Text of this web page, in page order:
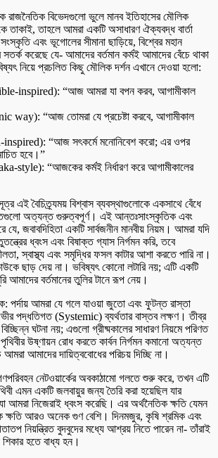
রাজনৈতিক বিভেদগুলো ভুলে মানব ইতিহাসের মৌলিক
তাকাই, তাহলে আমরা একটি অসাধারণ ঐক্যবদ্ধ বার্তা
এবং ভূগোলের সীমানা ছাড়িয়ে, বিশ্বের মহান
করেছে যে- আমাদের বর্তমান কর্মই আমাদের বেঁচে থাকা
নিয়ে প্রচলিত কিছু মৌলিক দর্শন এখানে দেওয়া হলো:
inspired): “আজ আমরা যা বপন করব, আগামীকাল
way): “আজ তোমরা যে প্রচেষ্টা করবে, আগামীকাল
inspired): “আজ সৎকর্মে মনোনিবেশ করো; এর ওপর
হবে।”
style): “আজকের কর্মই নির্ধারণ করে আগামীকালের
এই বৈচিত্র্যময় বিশ্বাস ব্যবস্থাগুলোকে একসাথে বেঁধে
অত্যন্ত গুরুত্বপূর্ণ। এই আন্তঃসাংস্কৃতিক এবং
জবাবদিহিতা একটি সার্বজনীন মানবীয় নিয়ম। আমরা যদি
ধ্বংস এবং বিষাক্ত গ্যাস নির্গমন করি, তবে
স্বাস্থ্য এবং সমৃদ্ধির ফসল কাটার আশা করতে পারি না।
ছাড় দেয় না। ভবিষ্যৎ কোনো লটারি নয়; এটি একটি
আমাদের বর্তমানের তুলির টানে রূপ নেয়।
পর্দায় আমরা যে গলে যাওয়া জুতো এবং ফুটন্ত রাস্তা
পদ্ধতিগত (Systemic) ব্যর্থতার বাস্তব লক্ষণ। তীব্র
ঘটনা নয়; এগুলো গ্রীষ্মকালের সাধারণ নিয়মে পরিণত
উষ্ণায়ন রোধ করতে কার্বন নির্গমন কমানো অত্যন্ত
আমাদের দায়িত্ববোধের পরিচয় দিচ্ছি না।
নেটওয়ার্কের অবকাঠামো গলতে শুরু করে, তখন এটি
এমন একটি জলবায়ুর জন্য তৈরি করা হয়েছিল যার
নিজেরাই ধ্বংস করেছি। এর অর্থনৈতিক ক্ষতি যেমন
ক্ষতি আরও অনেক গুণ বেশি। দিনমজুর, কৃষি শ্রমিক এবং
নিয়ন্ত্রিত বুদবুদের মধ্যে আশ্রয় নিতে পারেন না- তাঁরাই
হতে বাধ্য হন।